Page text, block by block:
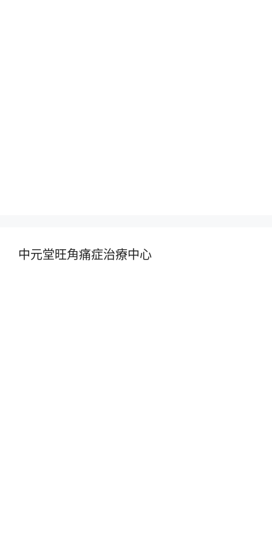
中元堂旺角痛症治療中心